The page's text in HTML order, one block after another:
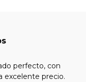
perfecto, con
excelente precio.